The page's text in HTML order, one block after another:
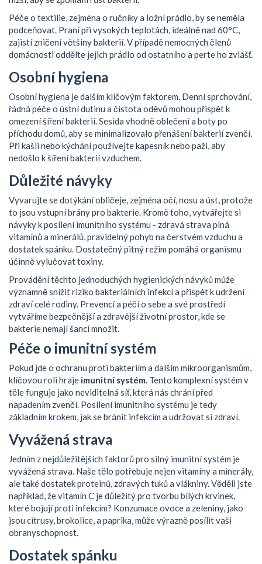
Péče o textilie, zejména o ručníky a ložní prádlo, by se neměla
podceňovat. Praní při vysokých teplotách, ideálně nad 60°C,
zajistí zničení většiny bakterií. V případě nemocných členů
domácnosti oddělte jejich prádlo od ostatního a perte ho zvlášť.
Osobní hygiena
Osobní hygiena je dalším klíčovým faktorem. Denní sprchování,
řádná péče o ústní dutinu a čistota oděvů mohou přispět k
omezení šíření bakterií. Sesida vhodně oblečení a boty po
příchodu domů, aby se minimalizovalo přenášení bakterií zvenčí.
Při kašli nebo kýchání používejte kapesník nebo paži, aby
nedošlo k šíření bakterií vzduchem.
Důležité návyky
Vyvarujte se dotýkání obličeje, zejména očí, nosu a úst, protože
to jsou vstupní brány pro bakterie. Kromě toho, vytvářejte si
návyky k posílení imunitního systému - zdravá strava plná
vitamínů a minerálů, pravidelný pohyb na čerstvém vzduchu a
dostatek spánku. Dostatečný pitný režim pomáhá organismu
účinně vylučovat toxiny.
Provádění těchto jednoduchých hygienických návyků může
významně snížit riziko bakteriálních infekcí a přispět k udržení
zdraví celé rodiny. Prevencí a péčí o sebe a své prostředí
vytváříme bezpečnější a zdravější životní prostor, kde se
bakterie nemají šanci množit.
Péče o imunitní systém
Pokud jde o ochranu proti bakteriím a dalším mikroorganismům,
klíčovou roli hraje imunitní systém. Tento komplexní systém v
těle funguje jako neviditelná síť, která nás chrání před
napadením zvenčí. Posílení imunitního systému je tedy
základním krokem, jak se bránit infekcím a udržovat si zdraví.
Vyvážená strava
Jedním z nejdůležitějších faktorů pro silný imunitní systém je
vyvážená strava. Naše tělo potřebuje nejen vitamíny a minerály,
ale také dostatek proteinů, zdravých tuků a vlákniny. Věděli jste
například, že vitamín C je důležitý pro tvorbu bílých krvinek,
které bojují proti infekcím? Konzumace ovoce a zeleniny, jako
jsou citrusy, brokolice, a paprika, může výrazně posílit vaši
obranyschopnost.
Dostatek spánku